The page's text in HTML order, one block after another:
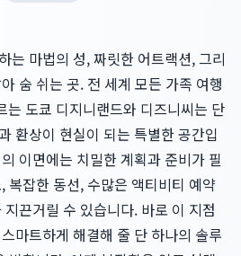
는 마법의 성, 짜릿한 어트랙션, 그리
숨 쉬는 곳. 전 세계 모든 가족 여행
는 도쿄 디지니랜드와 디즈니씨는 단
환상이 현실이 되는 특별한 공간입
이면에는 치밀한 계획과 준비가 필
복잡한 동선, 수많은 액티비티 예약
끈거릴 수 있습니다. 바로 이 지점
마트하게 해결해 줄 단 하나의 솔루